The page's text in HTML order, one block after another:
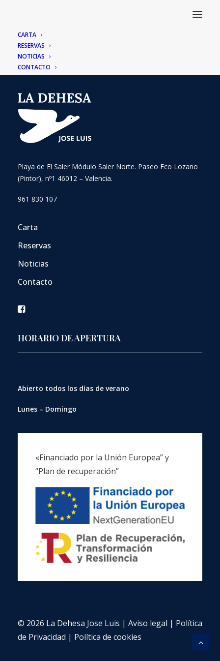
CARTA
RESERVAS
NOTICIAS
CONTACTO
Playa de El Saler Módulo Saler Norte. Paseo Fco Lozano
(Pintor), nº1 46012 – Valencia.
961 830 107
Carta
Reservas
Noticias
Contacto
HORARIO DE APERTURA
Abierto todos los días de verano
Lunes – Domingo
«Financiado por la Unión Europea” y
“Plan de recuperación”
© 2026 La Dehesa Jose Luis | Aviso legal | Política
de Privacidad | Política de cookies